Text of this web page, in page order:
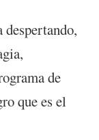
despertando,
de
que es el